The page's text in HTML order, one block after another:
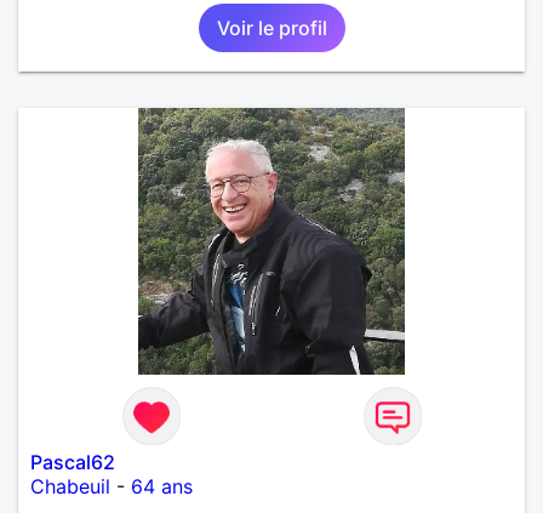
Voir le profil
Pascal62
Chabeuil - 64 ans